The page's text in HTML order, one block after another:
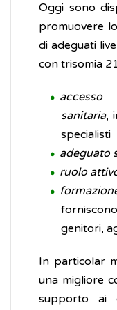
Oggi sono
promuovere
di adeguati
con trisomia
sanitaria,
specialisti
adeguato
ruolo
genitori,
In particolar
una migliore
supporto ai